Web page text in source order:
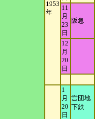
1953
年
11
月
23
日
阪急
12
月
20
日
1
月
20
日
営団地
下鉄